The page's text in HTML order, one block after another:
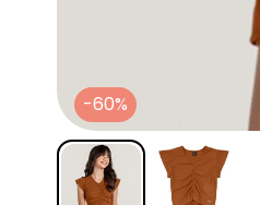
-60%